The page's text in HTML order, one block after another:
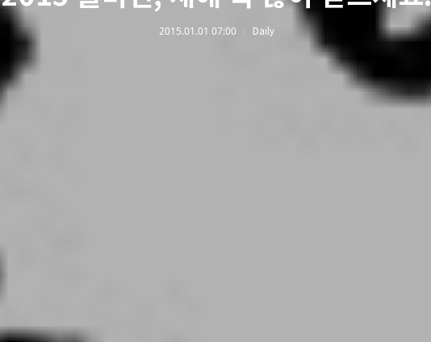
2015.01.01 07:00 Daily